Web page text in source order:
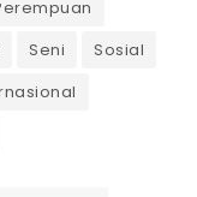
Seni
Sosial